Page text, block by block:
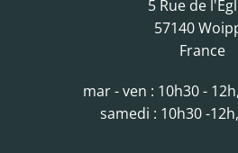
5 Rue de
57140
France
mar - ven : 10h30 -
samedi : 10h30 -